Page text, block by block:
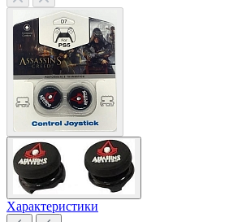
Характеристики